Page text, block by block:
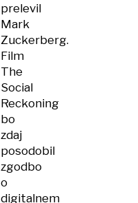
prelevil
Mark
Zuckerberg.
Film
The
Social
Reckoning
bo
zdaj
posodobil
zgodbo
o
digitalnem